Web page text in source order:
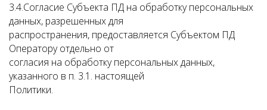
3.4.Согласие Субъекта ПД на обработку персональных
данных, разрешенных для
распространения, предоставляется Субъектом ПД
Оператору отдельно от
согласия на обработку персональных данных,
указанного в п. 3.1. настоящей
Политики.